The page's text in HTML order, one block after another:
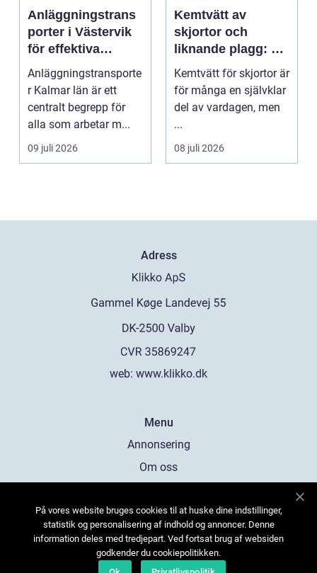
Anläggningstrans
porter i Västervik
för effektiva
byggprojekt
Anläggningstransporte
r Kalmar län är ett
centralt begrepp för
alla som arbetar m...
09 juli 2026
Kemtvätt av
skjortor och
liknande plagg: Så
fungerar
professionell
klädvård i
Kemtvätt för skjortor är
för många en självklar
del av vardagen, men
...
08 juli 2026
Adress
web: www.klikko.dk
Menu
Annonsering
Om oss
Kontakta oss
Sitemap
På vores website bruges cookies til at huske dine indstillinger,
statistik og personalisering af indhold og annoncer. Denne
information deles med tredjepart. Ved fortsat brug af websiden
godkender du cookiepolitikken.